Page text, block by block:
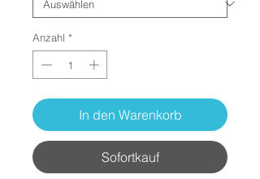
Anzahl *
In den Warenkorb
Sofortkauf